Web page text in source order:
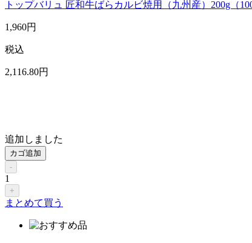
トップバリュ 匠和牛ばらカルビ焼用（九州産）200g（
1,960円
税込
2,116.80円
追加しました
カゴ追加
-
1
+
まとめて買う